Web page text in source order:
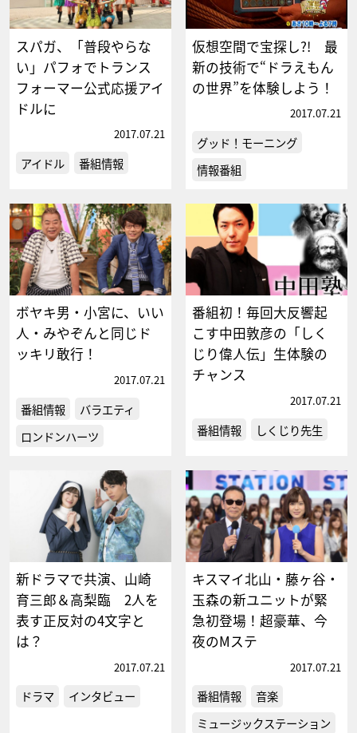
スパガ、「普段やらな
い」パフォでトランス
フォーマー公式応援アイ
ドルに
2017.07.21
アイドル 番組情報
仮想空間で宝探し?! 最
新の技術で“ドラえもん
の世界”を体験しよう！
2017.07.21
グッド！モーニング
情報番組
ボヤキ男・小宮に、いい
人・みやぞんと同じド
ッキリ敢行！
2017.07.21
番組情報
バラエティ
ロンドンハーツ
番組初！毎回大反響起
こす中田敦彦の「しく
じり偉人伝」生体験の
チャンス
2017.07.21
番組情報 しくじり先生
新ドラマで共演、山崎
育三郎＆高梨臨 2人を
表す正反対の4文字と
は？
2017.07.21
ドラマ インタビュー
キスマイ北山・藤ヶ谷・
玉森の新ユニットが緊
急初登場！超豪華、今
夜のMステ
2017.07.21
番組情報
音楽
ミュージックステーション